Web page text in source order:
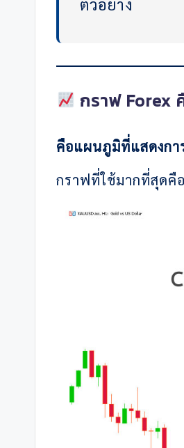
ตัวอย่าง
กราฟ Forex
คือแผนภูมิที่แสดงกา
กราฟที่ใช้มากที่สุดคือ